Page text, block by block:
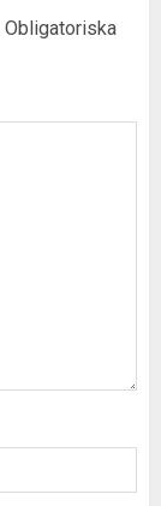
Obligatoriska